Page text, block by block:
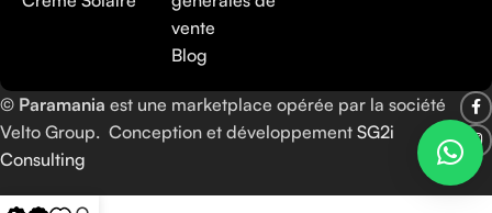
vente
Blog
© Paramania est une marketplace opérée par la société
Velto Group. Conception et développement SG2i
Consulting